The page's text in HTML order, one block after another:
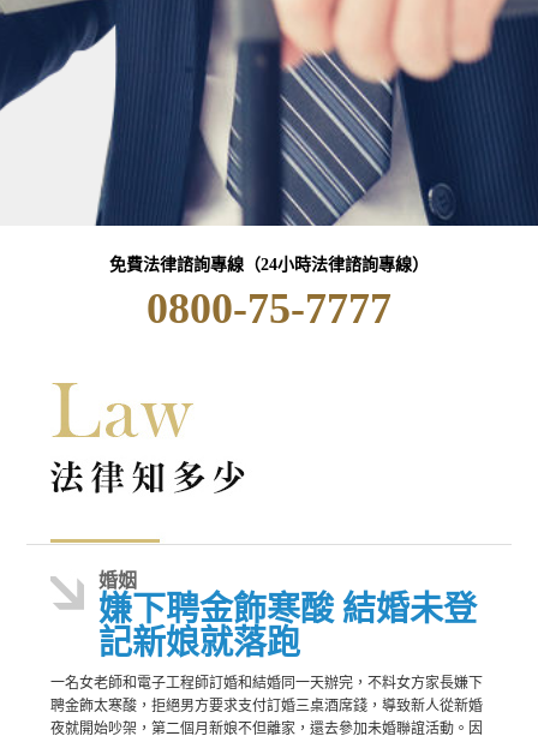
免費法律諮詢專線（24小時法律諮詢專線）
0800-75-7777
婚姻
嫌下聘金飾寒酸 結婚未登
記新娘就落跑
一名女老師和電子工程師訂婚和結婚同一天辦完，不料女方家長嫌下
聘金飾太寒酸，拒絕男方要求支付訂婚三桌酒席錢，導致新人從新婚
夜就開始吵架，第二個月新娘不但離家，還去參加未婚聯誼活動。因